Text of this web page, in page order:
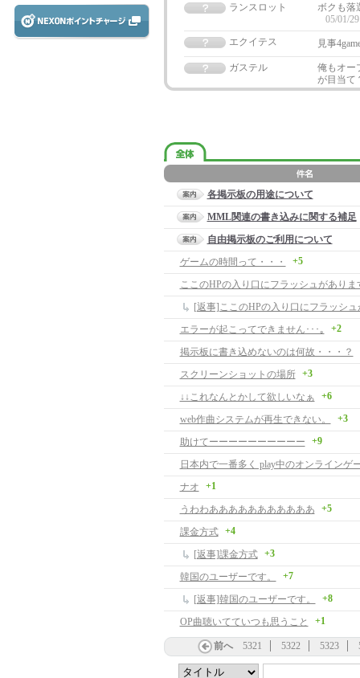
ランスロット
ボクも
05/01/
エクイテス
見事
ガステル
俺もオー
が目当て
各掲示板の用途について
MML関連の書き込みに関する補足
自由掲示板のご利用について
ゲームの時間って・・・
+5
ここのHPの入り口にフラッシュがありま
エラーが起こってできません･･･｡ +2
掲示板に書き込めないのは何故・・・？
スクリーンショットの場所 +3
↓↓これなんとかして欲しいなぁ +6
web作曲システムが再生できない。 +3
助けてーーーーーーーーーー +9
ナオ +1
うわわあああああああああああ +5
課金方式 +4
[返事]課金方式 +3
韓国のユーザーです。 +7
[返事]韓国のユーザーです。 +8
OP曲聴いてていつも思うこと +1
前へ 5321 5322 5323